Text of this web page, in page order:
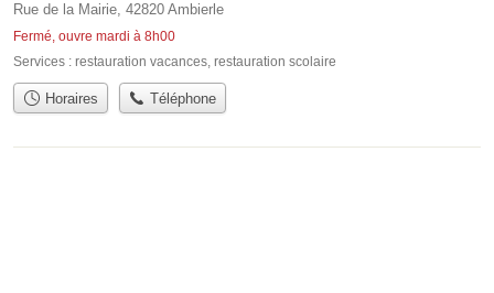
Rue de la Mairie, 42820 Ambierle
Fermé, ouvre mardi à 8h00
Services : restauration vacances, restauration scolaire
Horaires Téléphone